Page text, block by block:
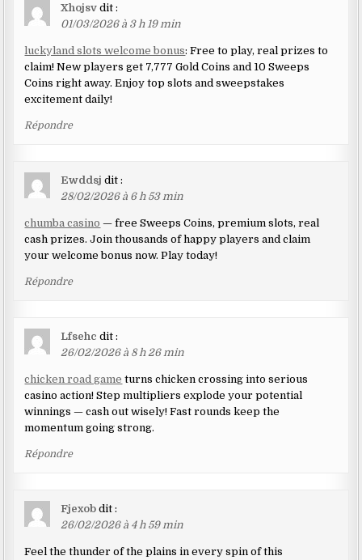
Xhojsv dit :
01/03/2026 à 3 h 19 min
luckyland slots welcome bonus: Free to play, real prizes to
claim! New players get 7,777 Gold Coins and 10 Sweeps
Coins right away. Enjoy top slots and sweepstakes
excitement daily!
Répondre
Ewddsj dit :
28/02/2026 à 6 h 53 min
chumba casino — free Sweeps Coins, premium slots, real
cash prizes. Join thousands of happy players and claim
your welcome bonus now. Play today!
Répondre
Lfsehc dit :
26/02/2026 à 8 h 26 min
chicken road game turns chicken crossing into serious
casino action! Step multipliers explode your potential
winnings — cash out wisely! Fast rounds keep the
momentum going strong.
Répondre
Fjexob dit :
26/02/2026 à 4 h 59 min
Feel the thunder of the plains in every spin of this